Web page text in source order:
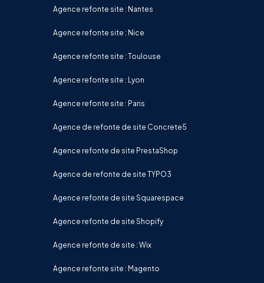
Agence refonte site : Nantes
Agence refonte site : Nice
Agence refonte site : Toulouse
Agence refonte site : Lyon
Agence refonte site : Paris
Agence de refonte de site Concrete5
Agence refonte de site PrestaShop
Agence de refonte de site TYPO3
Agence refonte de site Squarespace
Agence refonte de site Shopify
Agence refonte de site : Wix
Agence refonte site : Magento